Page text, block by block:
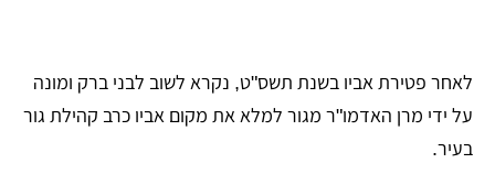
לאחר פטירת אביו בשנת תשס"ט, נקרא לשוב לבני ברק ומונה
על ידי מרן האדמו"ר מגור למלא את מקום אביו כרב קהילת גור
בעיר.